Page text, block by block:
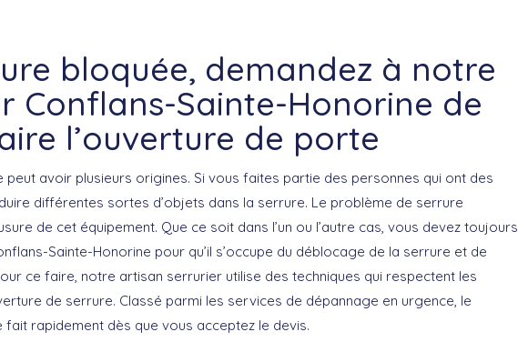
bloquée, demandez à notre
Conflans-Sainte-Honorine de
l’ouverture de porte
peut avoir plusieurs origines. Si vous faites partie des personnes qui ont des
différentes sortes d’objets dans la serrure. Le problème de serrure
de cet équipement. Que ce soit dans l’un ou l’autre cas, vous devez toujours
Sainte-Honorine pour qu’il s’occupe du déblocage de la serrure et de
ce faire, notre artisan serrurier utilise des techniques qui respectent les
de serrure. Classé parmi les services de dépannage en urgence, le
rapidement dès que vous acceptez le devis.